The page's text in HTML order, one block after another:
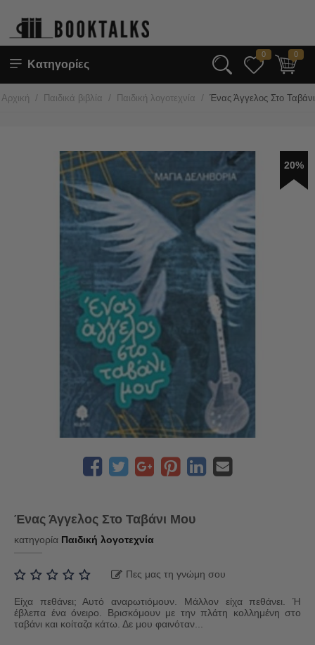
Κατηγορίες
0 0
Αρχική / Παιδικά βιβλία / Παιδική λογοτεχνία / Ένας Άγγελος Στο
20%
Ένας Άγγελος Στο Ταβάνι Μου
κατηγορία Παιδική λογοτεχνία
Πες μας τη γνώμη σου
Είχα πεθάνει; Αυτό αναρωτιόμουν. Μάλλον είχα πεθάνει. Ή
έβλεπα ένα όνειρο. Βρισκόμουν με την πλάτη κολλημένη στο
ταβάνι και κοίταζα κάτω. Δε μου φαινόταν...